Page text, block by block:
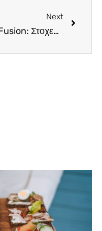
Next
Μ Fusion: Στοχεύοντας και πάλι την αριστεία των γεύσεων